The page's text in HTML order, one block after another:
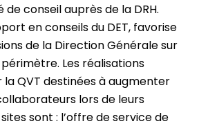
de conseil auprès de la DRH.
en conseils du DET, favorise
de la Direction Générale sur
Les réalisations
QVT destinées à augmenter
lors de leurs
sont : l’offre de service de